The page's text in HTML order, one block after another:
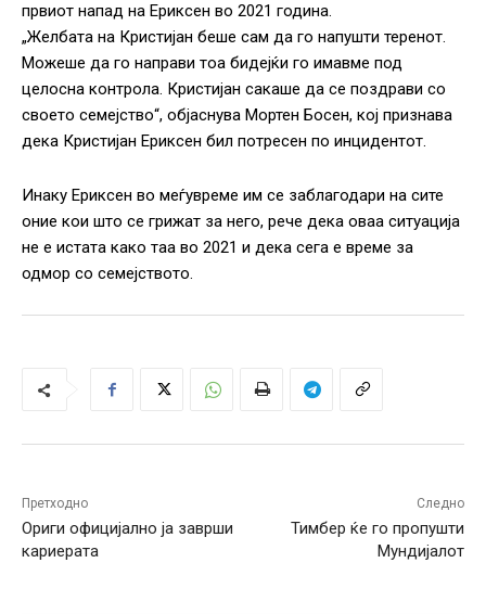
првиот напад на Ериксен во 2021 година.
„Желбата на Кристијан беше сам да го напушти теренот.
Можеше да го направи тоа бидејќи го имавме под
целосна контрола. Кристијан сакаше да се поздрави со
своето семејство“, објаснува Мортен Босен, кој признава
дека Кристијан Ериксен бил потресен по инцидентот.
Инаку Ериксен во меѓувреме им се заблагодари на сите
оние кои што се грижат за него, рече дека оваа ситуација
не е истата како таа во 2021 и дека сега е време за
одмор со семејството.
Претходно
Ориги официјално ја заврши
кариерата
Следно
Тимбер ќе го пропушти
Мундијалот